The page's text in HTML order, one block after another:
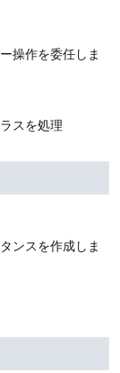
操作を委任しま
スを処理
ンスを作成しま